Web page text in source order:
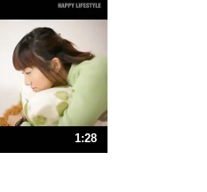
人になる30の方法
なれない原因は、行動しないから。
になる30の方法
かなるもの。
の方法
1:28